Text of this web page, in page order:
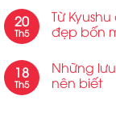
20
Th5
Từ
đẹp bốn
18
Th5
Những
nên biết